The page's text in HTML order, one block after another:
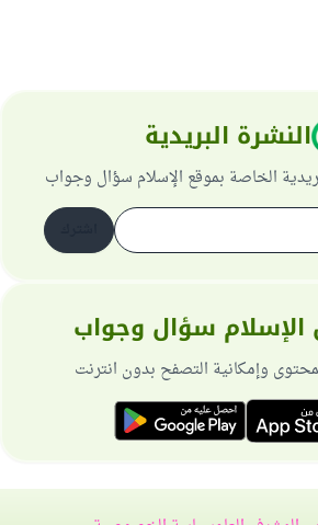
النشرة البريدية
الخاصة بموقع الإسلام سؤال وجواب
الإسلام سؤال وجواب
وإمكانية التصفح بدون انترنت